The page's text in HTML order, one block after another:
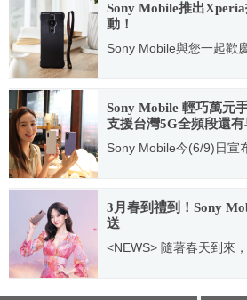
Sony Mobile推出
動！
Sony Mobile與您一起歡
2022.08.01
Sony Mobile 輕巧萬元
支援台灣5G全頻段還
Sony Mobile今(6/9)日宣
2022.06.09
3月春到禮到！Sony
送
<NEWS> 隨著春天到來